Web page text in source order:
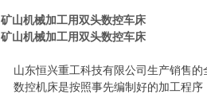
矿山机械加工用双头数控车床
矿山机械加工用双头数控车床
山东恒兴重工科技有限公司生产销售的
数控机床是按照事先编制好的加工程序